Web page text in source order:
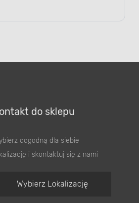
do sklepu
dogodną dla siebie
i skontaktuj się z nami
Wybierz Lokalizację